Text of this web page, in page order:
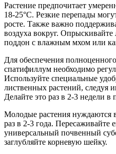
Растение предпочитает
18-25°C. Резкие перепады
росте. Также важно
воздуха вокруг. Опрыскивайте
поддон с влажным мхом или
Для обеспечения
спатифиллум необходимо
Используйте специальные
лиственных растений, следуя
Делайте это раз в 2-3 недели в
Молодые растения нуждаются
раз в 2-3 года. Пересаживайте
универсальный почвенный
заглубляйте корневую шейку.